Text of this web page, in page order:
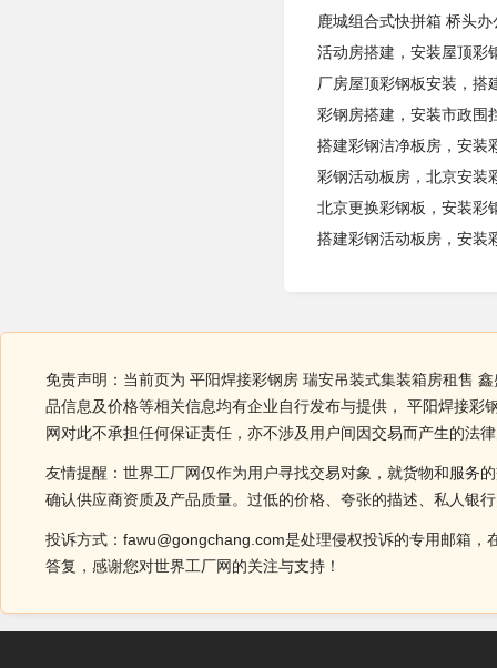
鹿城组合式快拼箱 桥头
活动房搭建，安装屋顶彩
厂房屋顶彩钢板安装，搭
彩钢房搭建，安装市政围
搭建彩钢洁净板房，安装
彩钢活动板房，北京安装
北京更换彩钢板，安装彩
搭建彩钢活动板房，安装
免责声明：当前页为 平阳焊接彩钢房 瑞安吊装式集装箱房租售
品信息及价格等相关信息均有企业自行发布与提供， 平阳焊接
网对此不承担任何保证责任，亦不涉及用户间因交易而产生的法
友情提醒：世界工厂网仅作为用户寻找交易对象，就货物和服务
确认供应商资质及产品质量。过低的价格、夸张的描述、私人银
投诉方式：fawu@gongchang.com是处理侵权投诉的专用邮箱
答复，感谢您对世界工厂网的关注与支持！